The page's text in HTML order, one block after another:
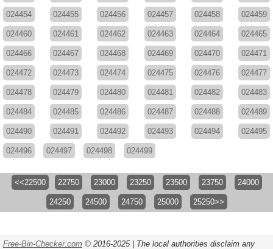
024454 024455 024456 024457 024458 024459
024460 024461 024462 024463 024464 024465
024466 024467 024468 024469 024470 024471
024472 024473 024474 024475 024476 024477
024478 024479 024480 024481 024482 024483
024484 024485 024486 024487 024488 024489
024490 024491 024492 024493 024494 024495
024496 024497 024498 024499
<<22500 22750 23000 23250 23500 23750 24000
24250 24500 24750 25000 25250>>
Free-Bin-Checker.com © 2016-2025 | The local authorities disclaim any